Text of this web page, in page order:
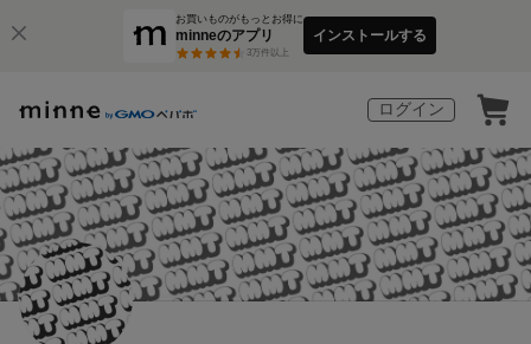
お買いものがもっとお得に
minneのアプリ
3万件以上
インストールする
ログイン